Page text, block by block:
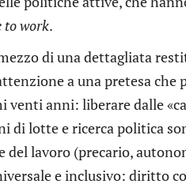
to work.
di una dettagliata
a una pretesa
venti anni: liberare dalle
di lotte e ricerca politica
del lavoro (precario,
e inclusivo: diritto